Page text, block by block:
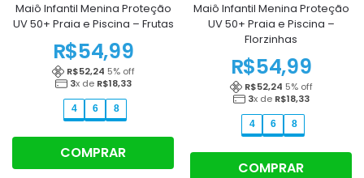
Maiô Infantil Menina Proteção
UV 50+ Praia e Piscina – Frutas
R$54,99
R$52,24 5% off
3x de R$18,33
4 6 8
COMPRAR
Maiô Infantil Menina Proteção
UV 50+ Praia e Piscina –
Florzinhas
R$54,99
R$52,24 5% off
3x de R$18,33
4 6 8
COMPRAR